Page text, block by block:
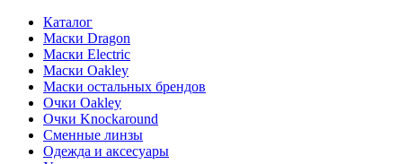
Каталог
Маски Dragon
Маски Electric
Маски Oakley
Маски остальных брендов
Очки Oakley
Очки Knockaround
Сменные линзы
Одежда и аксесуары